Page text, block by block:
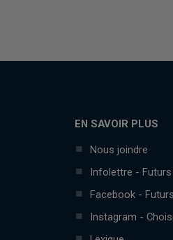
EN SAVOIR PLUS
Nous joindre
Infolettre -
Facebook -
Instagram -